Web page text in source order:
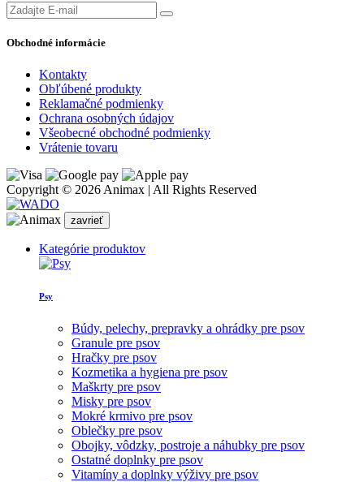
Obchodné informácie
Kontakty
Obľúbené produkty
Reklamačné podmienky
Ochrana osobných údajov
Všeobecné obchodné podmienky
Vrátenie tovaru
Copyright © 2026 Animax | All Rights Reserved
zavrieť
Kategórie produktov
Psy
Búdy, pelechy, prepravky a ohrádky pre psov
Granule pre psov
Hračky pre psov
Kozmetika a hygiena pre psov
Maškrty pre psov
Misky pre psov
Mokré krmivo pre psov
Oblečky pre psov
Obojky, vôdzky, postroje a náhubky pre psov
Ostatné doplnky pre psov
Vitamíny a doplnky výživy pre psov